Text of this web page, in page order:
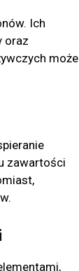
Ich
oraz
może
zawartości